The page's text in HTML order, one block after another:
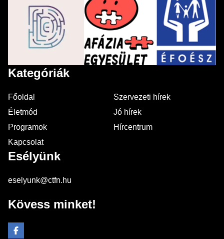
Kategóriák
Főoldal
Szervezeti hírek
Életmód
Jó hírek
Programok
Hírcentrum
Kapcsolat
Esélyünk
eselyunk@ctfn.hu
Kövess minket!